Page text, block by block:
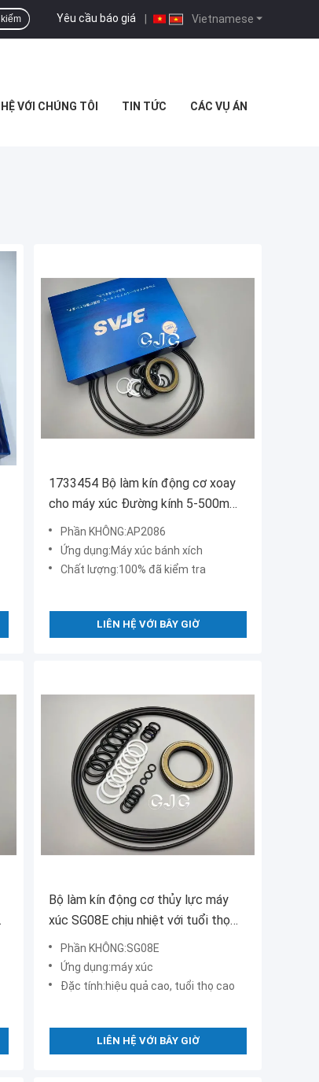
Vietnamese
Yêu cầu báo giá |
VỚI CHÚNG TÔI TIN TỨC CÁC VỤ ÁN
1733454 Bộ làm kín động cơ xoay
cho máy xúc Đường kính 5-500mm
thủy lực
Phần KHÔNG:AP2086
Ứng dụng:Máy xúc bánh xích
Chất lượng:100% đã kiểm tra
LIÊN HỆ VỚI BÂY GIỜ
Bộ làm kín động cơ thủy lực máy
xúc SG08E chịu nhiệt với tuổi thọ
caoPhần KHÔNG:SG08E
Ứng dụng:máy xúc
Đặc tính:hiệu quả cao, tuổi thọ cao
LIÊN HỆ VỚI BÂY GIỜ